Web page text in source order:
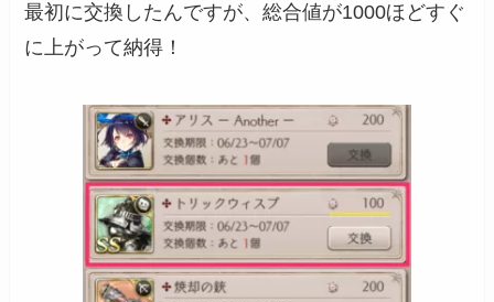
最初に交換したんですが、総合値が1000ほどすぐ
に上がって納得！